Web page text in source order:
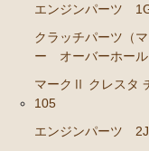
ムブッシュ類 な
燃料パーツ（ポ
ーゲージなど）
駆動パーツ（セ
シャフトブーツ
エンジンパーツ
クラッチパーツ（
ー オーバーホール
マークⅡ クレスタ
105
エンジンパーツ